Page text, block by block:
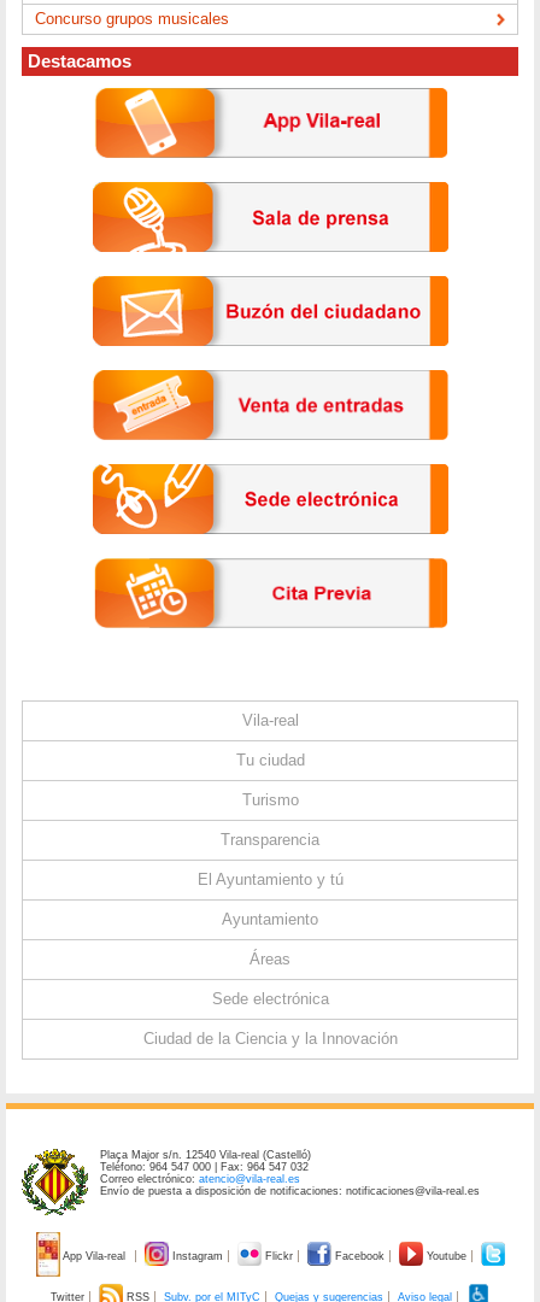
Concurso grupos musicales
Destacamos
Vila-real
Tu ciudad
Turismo
Transparencia
El Ayuntamiento y tú
Ayuntamiento
Áreas
Sede electrónica
Ciudad de la Ciencia y la Innovación
Plaça Major s/n. 12540 Vila-real (Castelló)
Teléfono: 964 547 000 | Fax: 964 547 032
Correo electrónico:atencio@vila-real.es
Envío de puesta a disposición de notificaciones: notificaciones@vila-real.es
App Vila-real Instagram Flickr Facebook Youtube
Twitter RSS Subv. por el MITyC Quejas y sugerencias Aviso legal